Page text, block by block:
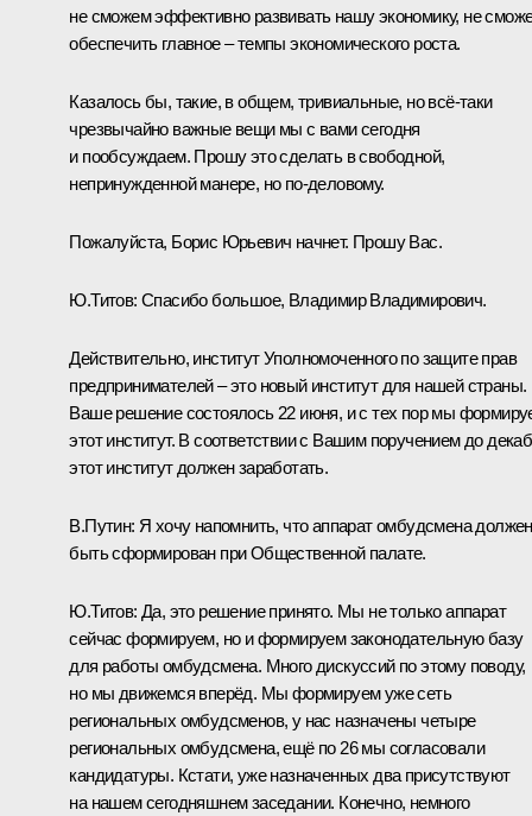
не сможем эффективно развивать нашу экономику, не
обеспечить главное – темпы экономического роста.
Казалось бы, такие, в общем, тривиальные, но всё‑таки
чрезвычайно важные вещи мы с вами сегодня
и пообсуждаем. Прошу это сделать в свободной,
непринужденной манере, но по‑деловому.
Пожалуйста, Борис Юрьевич начнет. Прошу Вас.
Ю.Титов: Спасибо большое, Владимир Владимирович.
Действительно, институт Уполномоченного по защите прав
предпринимателей – это новый институт для нашей страны.
Ваше решение состоялось 22 июня, и с тех пор мы
этот институт. В соответствии с Вашим поручением до
этот институт должен заработать.
В.Путин: Я хочу напомнить, что аппарат омбудсмена должен
быть сформирован при Общественной палате.
Ю.Титов: Да, это решение принято. Мы не только аппарат
сейчас формируем, но и формируем законодательную базу
для работы омбудсмена. Много дискуссий по этому поводу,
но мы движемся вперёд. Мы формируем уже сеть
региональных омбудсменов, у нас назначены четыре
региональных омбудсмена, ещё по 26 мы согласовали
кандидатуры. Кстати, уже назначенных два присутствуют
на нашем сегодняшнем заседании. Конечно, немного